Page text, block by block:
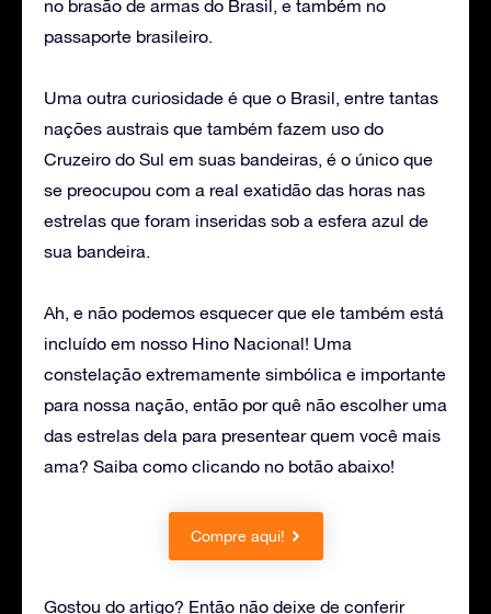
no brasão de armas do Brasil, e também no
passaporte brasileiro.
Uma outra curiosidade é que o Brasil, entre tantas
nações austrais que também fazem uso do
Cruzeiro do Sul em suas bandeiras, é o único que
se preocupou com a real exatidão das horas nas
estrelas que foram inseridas sob a esfera azul de
sua bandeira.
Ah, e não podemos esquecer que ele também está
incluído em nosso Hino Nacional! Uma
constelação extremamente simbólica e importante
para nossa nação, então por quê não escolher uma
das estrelas dela para presentear quem você mais
ama? Saiba como clicando no botão abaixo!
Compre aqui!
Gostou do artigo? Então não deixe de conferir